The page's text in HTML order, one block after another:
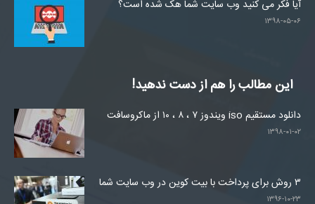
آیا فکر می کنید وب سایت شما هک شده است؟
۱۳۹۸-۰۵-۰۶
این مطالب را هم از دست ندهید!
دانلود مستقیم iso ویندوز ۷ ، ۸ ، ۱۰ از ماکروسافت
۱۳۹۸-۰۱-۰۲
۳ روش برای پرداخت با بیت کوین در وب سایت شما
۱۳۹۶-۱۰-۲۳